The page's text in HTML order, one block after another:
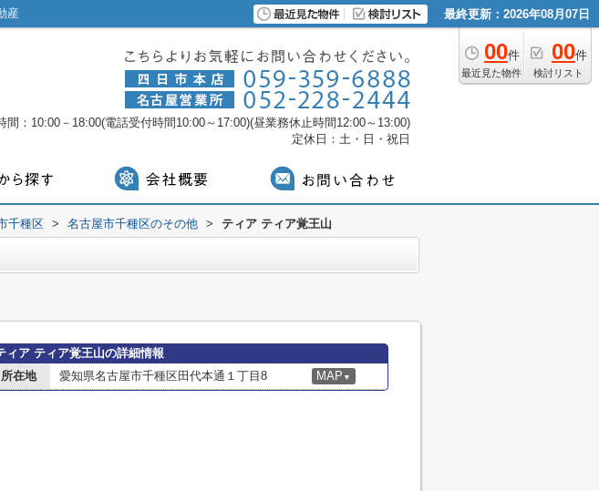
産 最終更新：2026年08月07日
00件
最近見た物件
00件
検討リスト
間：10:00－18:00(電話受付時間10:00～17:00)(昼業務休止時間12:00～13:00)
定休日：土・日・祝日
千種区 > 名古屋市千種区のその他 > ティア ティア覚王山
ィア ティア覚王山の詳細情報
所在地
愛知県名古屋市千種区田代本通１丁目8 MAP ▼